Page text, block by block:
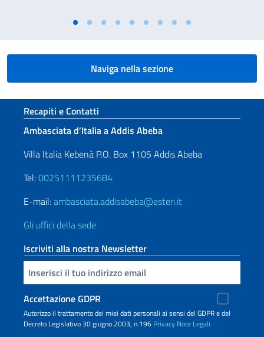
Naviga nella sezione
Sezione footer
Recapiti e Contatti
Ambasciata d’Italia a Addis Abeba
Villa Italia Kebenà P.O. Box 1105 Addis Abeba
Tel:00251111235684
E-mail:ambasciata.addisabeba@esteri.it
Gli uffici della sede
Iscriviti alla nostra Newsletter
Inserisci la tua email
Accettazione GDPR
Autorizzo il trattamento dei miei dati personali ai sensi del GDPR e del
Decreto Legislativo 30 giugno 2003, n.196 Privacy Note Legali